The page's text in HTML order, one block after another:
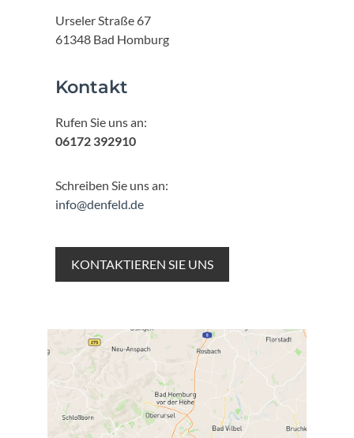
Urseler Straße 67
61348 Bad Homburg
Kontakt
Rufen Sie uns an:
06172 392910
Schreiben Sie uns an:
info@denfeld.de
KONTAKTIEREN SIE UNS